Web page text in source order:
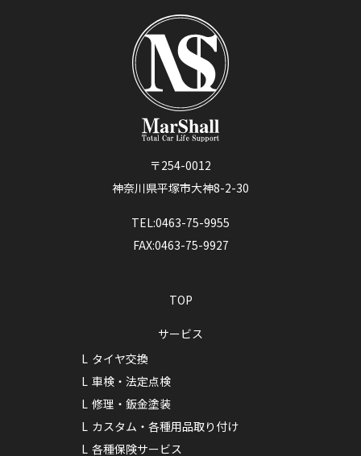
〒254-0012
神奈川県平塚市大神8-2-30
TEL:0463-75-9955
FAX:0463-75-9927
TOP
サービス
タイヤ交換
車検・法定点検
修理・鈑金塗装
カスタム・各種用品取り付け
各種保険サービス